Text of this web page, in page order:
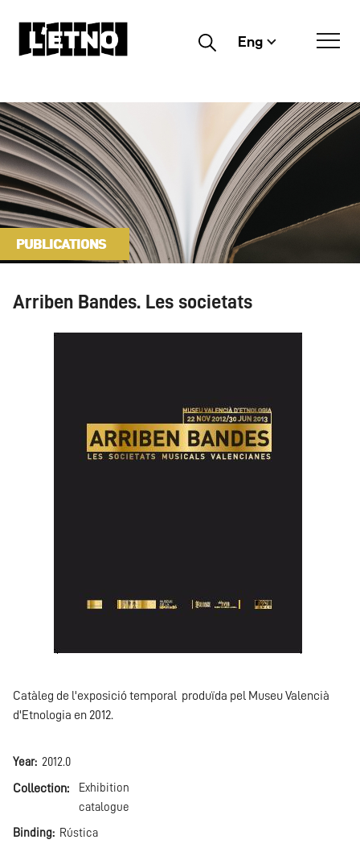
Buscar Eng
PUBLICATIONS
Arriben Bandes. Les societats
Catàleg de l'exposició temporal produïda pel Museu Valencià
d'Etnologia en 2012.
Year 2012.0
Collection
Exhibition
catalogue
Binding Rústica